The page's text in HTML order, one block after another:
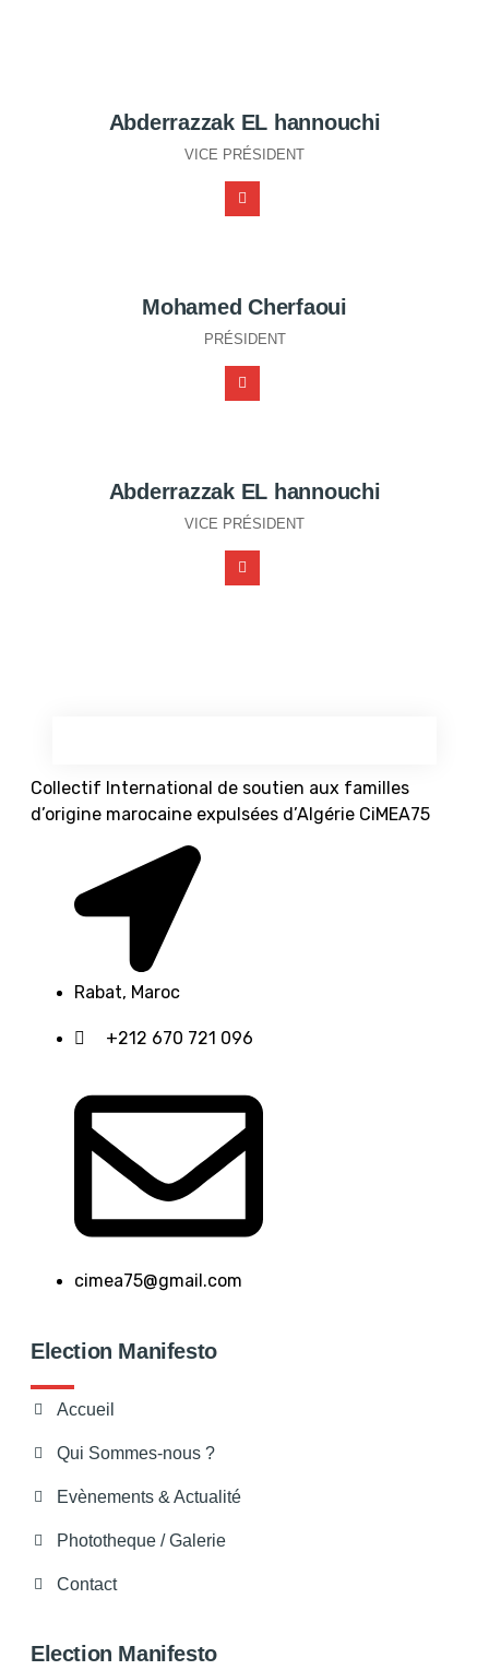
Abderrazzak EL hannouchi
VICE PRÉSIDENT
Mohamed Cherfaoui
PRÉSIDENT
Abderrazzak EL hannouchi
VICE PRÉSIDENT
Collectif International de soutien aux familles
d’origine marocaine expulsées d’Algérie CiMEA75
Rabat, Maroc
+212 670 721 096
cimea75@gmail.com
Election Manifesto
Accueil
Qui Sommes-nous ?
Evènements & Actualité
Phototheque / Galerie
Contact
Election Manifesto